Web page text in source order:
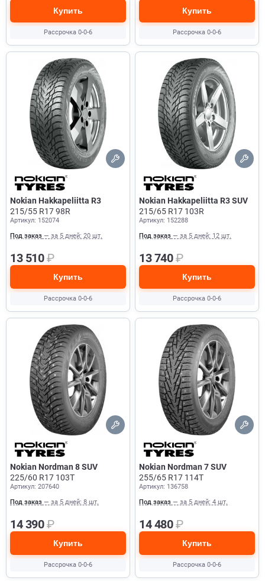
Купить
Рассрочка 0-0-6
Купить
Рассрочка 0-0-6
Nokian Hakkapeliitta R3
215/55 R17 98R
Артикул: 152074
Под заказ — за 5 дней: 20 шт.
13 510₽
Купить
Рассрочка 0-0-6
Nokian Hakkapeliitta R3 SUV
215/65 R17 103R
Артикул: 152288
Под заказ — за 5 дней: 12 шт.
13 740₽
Купить
Рассрочка 0-0-6
Nokian Nordman 8 SUV
225/60 R17 103T
Артикул: 207640
Под заказ — за 5 дней: 8 шт.
14 390₽
Купить
Рассрочка 0-0-6
Nokian Nordman 7 SUV
255/65 R17 114T
Артикул: 136758
Под заказ — за 5 дней: 4 шт.
14 480₽
Купить
Рассрочка 0-0-6